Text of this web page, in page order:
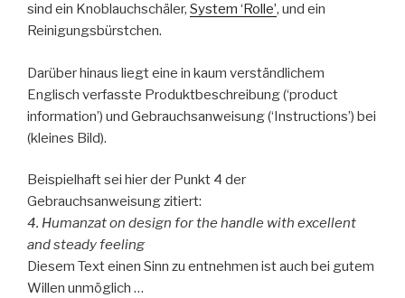
sind ein Knoblauchschäler, System ‘Rolle’, und ein
Reinigungsbürstchen.
Darüber hinaus liegt eine in kaum verständlichem
Englisch verfasste Produktbeschreibung (‘product
information’) und Gebrauchsanweisung (‘Instructions’) bei
(kleines Bild).
Beispielhaft sei hier der Punkt 4 der
Gebrauchsanweisung zitiert:
4. Humanzat on design for the handle with excellent
and steady feeling
Diesem Text einen Sinn zu entnehmen ist auch bei gutem
Willen unmöglich …